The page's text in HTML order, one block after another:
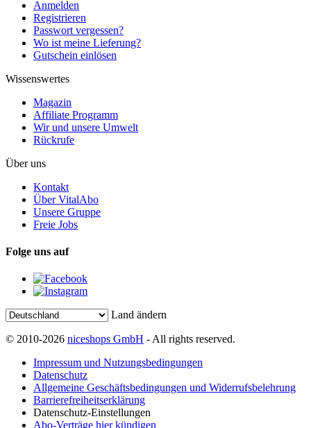
Anmelden
Registrieren
Passwort vergessen?
Wo ist meine Lieferung?
Gutschein einlösen
Wissenswertes
Magazin
Affiliate Programm
Wir und unsere Umwelt
Rückrufe
Über uns
Kontakt
Über VitalAbo
Unsere Gruppe
Freie Jobs
Folge uns auf
Land ändern
© 2010-2026 niceshops GmbH - All rights reserved.
Impressum und Nutzungsbedingungen
Datenschutz
Allgemeine Geschäftsbedingungen und Widerrufsbelehrung
Barrierefreiheitserklärung
Datenschutz-Einstellungen
Abo-Verträge hier kündigen